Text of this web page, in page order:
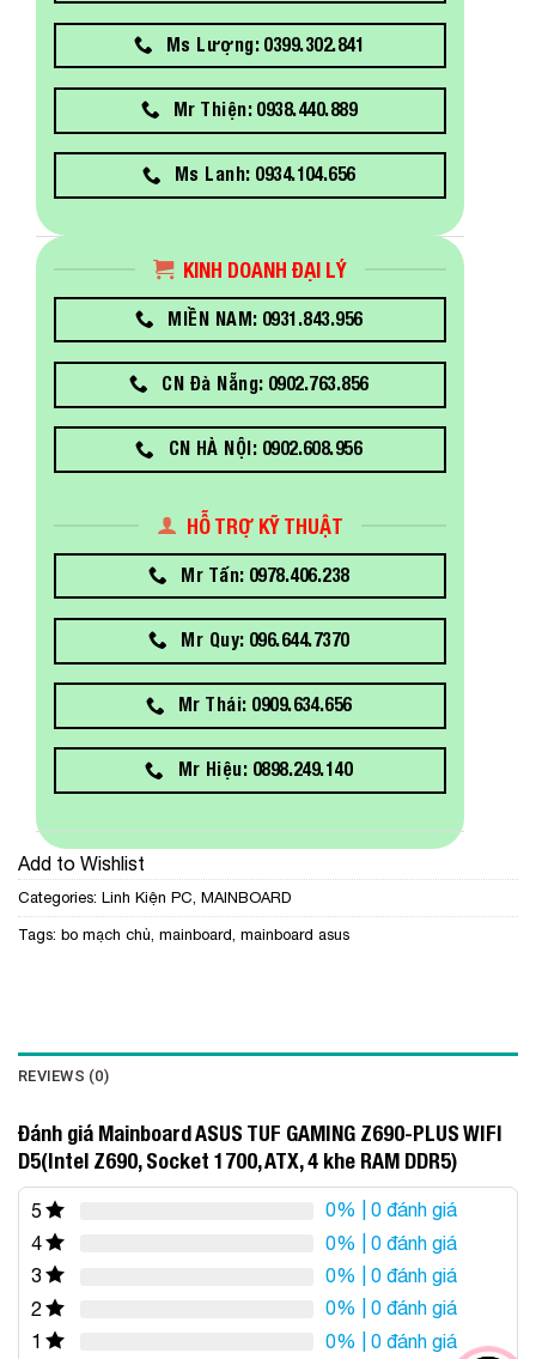
Ms Lượng: 0399.302.841
Mr Thiện: 0938.440.889
Ms Lanh: 0934.104.656
KINH DOANH ĐẠI LÝ
MIỀN NAM: 0931.843.956
CN Đà Nẵng: 0902.763.856
CN HÀ NỘI: 0902.608.956
HỖ TRỢ KỸ THUẬT
Mr Tấn: 0978.406.238
Mr Quy: 096.644.7370
Mr Thái: 0909.634.656
Mr Hiệu: 0898.249.140
Add to Wishlist
Categories: Linh Kiện PC MAINBOARD
Tags: bo mạch chủ mainboard mainboard asus
REVIEWS (0)
Đánh giá Mainboard ASUS TUF GAMING Z690-PLUS WIFI
D5(Intel Z690, Socket 1700, ATX, 4 khe RAM DDR5)
5 0% | 0 đánh giá
4
0% | 0 đánh giá
3
0% | 0 đánh giá
2
0% | 0 đánh giá
1
0% | 0 đánh giá